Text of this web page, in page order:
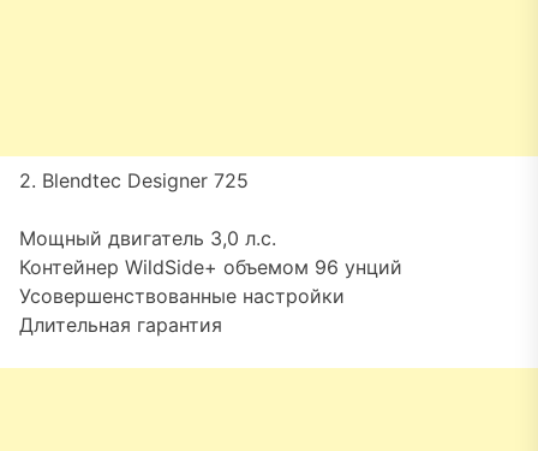
2. Blendtec Designer 725
Мощный двигатель 3,0 л.с.
Контейнер WildSide+ объемом 96 унций
Усовершенствованные настройки
Длительная гарантия